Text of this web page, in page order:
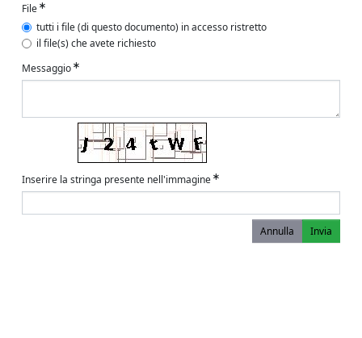
File
tutti i file (di questo documento) in accesso ristretto
il file(s) che avete richiesto
Messaggio
Inserire la stringa presente nell'immagine
Annulla Invia